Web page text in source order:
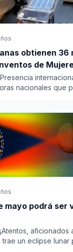
obtienen 36
de
nacionales que
podrá ser visto
aficionados
un eclipse lunar